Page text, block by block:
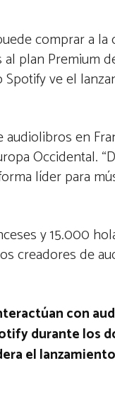
comprar a la
plan Premium
Spotify ve el
en
Occidental.
líder para
y 15.000
creadores de
con
durante los
el